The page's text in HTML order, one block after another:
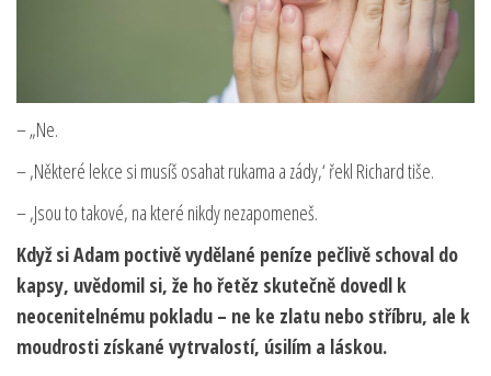
– „Ne.
– ‚Některé lekce si musíš osahat rukama a zády,‘ řekl Richard tiše.
– ‚Jsou to takové, na které nikdy nezapomeneš.
Když si Adam poctivě vydělané peníze pečlivě schoval do
kapsy, uvědomil si, že ho řetěz skutečně dovedl k
neocenitelnému pokladu – ne ke zlatu nebo stříbru, ale k
moudrosti získané vytrvalostí, úsilím a láskou.